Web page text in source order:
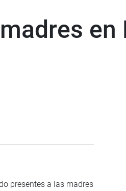
presentes a las madres